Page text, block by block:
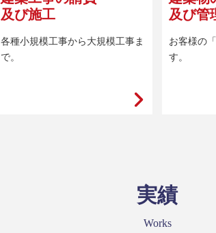
及び施工
各種小規模工事から大規模工事ま
で。
及び管
お客様の
す。
実績
Works